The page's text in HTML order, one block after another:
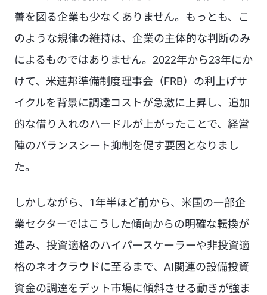
善を図る企業も少なくありません。もっとも、こ
のような規律の維持は、企業の主体的な判断のみ
によるものではありません。2022年から23年にか
けて、米連邦準備制度理事会（FRB）の利上げサ
イクルを背景に調達コストが急激に上昇し、追加
的な借り入れのハードルが上がったことで、経営
陣のバランスシート抑制を促す要因となりまし
た。
しかしながら、1年半ほど前から、米国の一部企
業セクターではこうした傾向からの明確な転換が
進み、投資適格のハイパースケーラーや非投資適
格のネオクラウドに至るまで、AI関連の設備投資
資金の調達をデット市場に傾斜させる動きが強ま